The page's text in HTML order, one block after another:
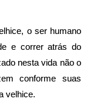
o ser humano
e correr atrás do
nesta vida não o
conforme suas
velhice.